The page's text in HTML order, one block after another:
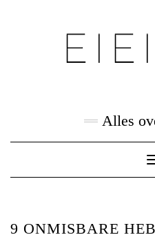
Alles
9 ONMISBARE